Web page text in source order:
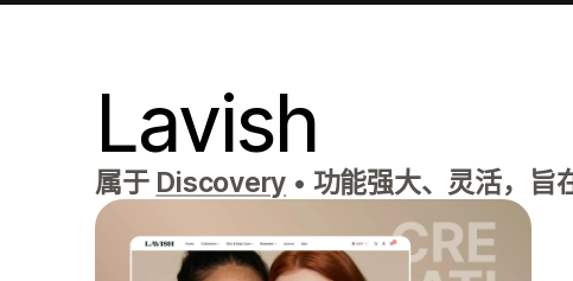
Lavish
属于 Discovery • 功能强大、灵活，旨